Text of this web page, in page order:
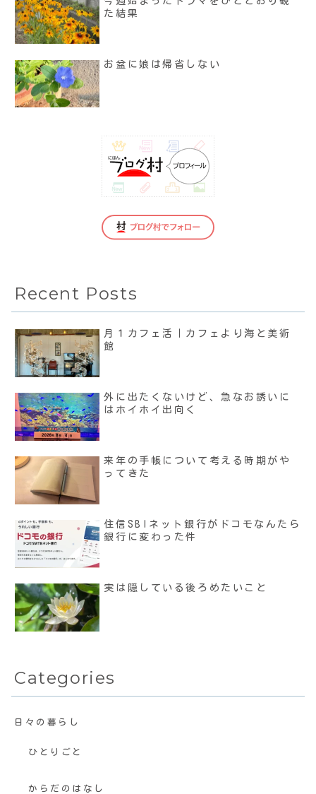
た結果
お盆に娘は帰省しない
Recent Posts
月１カフェ活｜カフェより海と美術
館
外に出たくないけど、急なお誘いに
はホイホイ出向く
来年の手帳について考える時期がや
ってきた
住信SBIネット銀行がドコモなんたら
銀行に変わった件
実は隠している後ろめたいこと
Categories
日々の暮らし
ひとりごと
からだのはなし